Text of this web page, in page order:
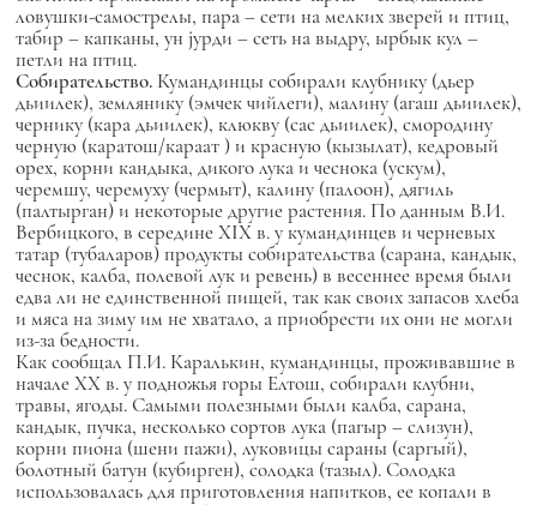
ловушки-самострелы, пара – сети на мелких зверей и птиц,
табир – капканы, ун jурди – сеть на выдру, ырбык кул –
петли на птиц.
Собирательство. Кумандинцы собирали клубнику (дьер
дьиилек), землянику (эмчек чийлеги), малину (агаш дьиилек),
чернику (кара дьиилек), клюкву (сас дьиилек), смородину
черную (каратош/караат ) и красную (кызылат), кедровый
орех, корни кандыка, дикого лука и чеснока (ускум),
черемшу, черемуху (чермыт), калину (палоон), дягиль
(палтырган) и некоторые другие растения. По данным В.И.
Вербицкого, в середине XIX в. у кумандинцев и черневых
татар (тубаларов) продукты собирательства (сарана, кандык,
чеснок, калба, полевой лук и ревень) в весеннее время были
едва ли не единственной пищей, так как своих запасов хлеба
и мяса на зиму им не хватало, а приобрести их они не могли
из-за бедности.
Как сообщал П.И. Каралькин, кумандинцы, проживавшие в
начале XX в. у подножья горы Елтош, собирали клубни,
травы, ягоды. Самыми полезными были калба, сарана,
кандык, пучка, несколько сортов лука (пагыр – слизун),
корни пиона (шени пажи), луковицы сараны (саргый),
болотный батун (кубирген), солодка (тазыл). Солодка
использовалась для приготовления напитков, ее копали в